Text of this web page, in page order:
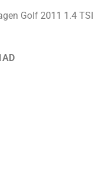
Golf 2011 1.4 TSI